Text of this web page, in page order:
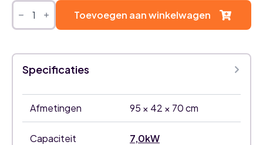
Gree
Pular
Pulse
7,0kW
buitenunit
aantal
Toevoegen aan winkelwagen
Specificaties
Afmetingen 95 × 42 × 70 cm
Capaciteit 7,0kW